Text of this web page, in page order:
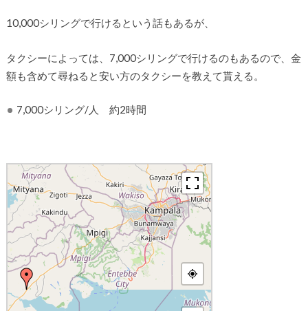
10,000シリングで行けるという話もあるが、
タクシーによっては、7,000シリングで行けるのもあるので、金
額も含めて尋ねると安い方のタクシーを教えて貰える。
7,000シリング/人 約2時間